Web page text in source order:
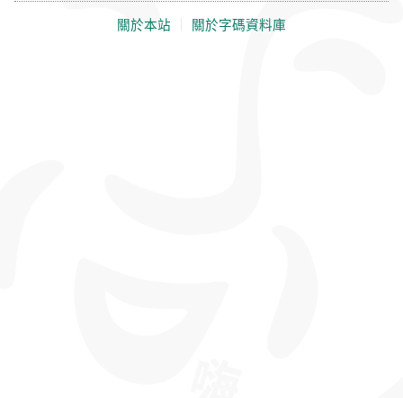
關於本站 關於字碼資料庫